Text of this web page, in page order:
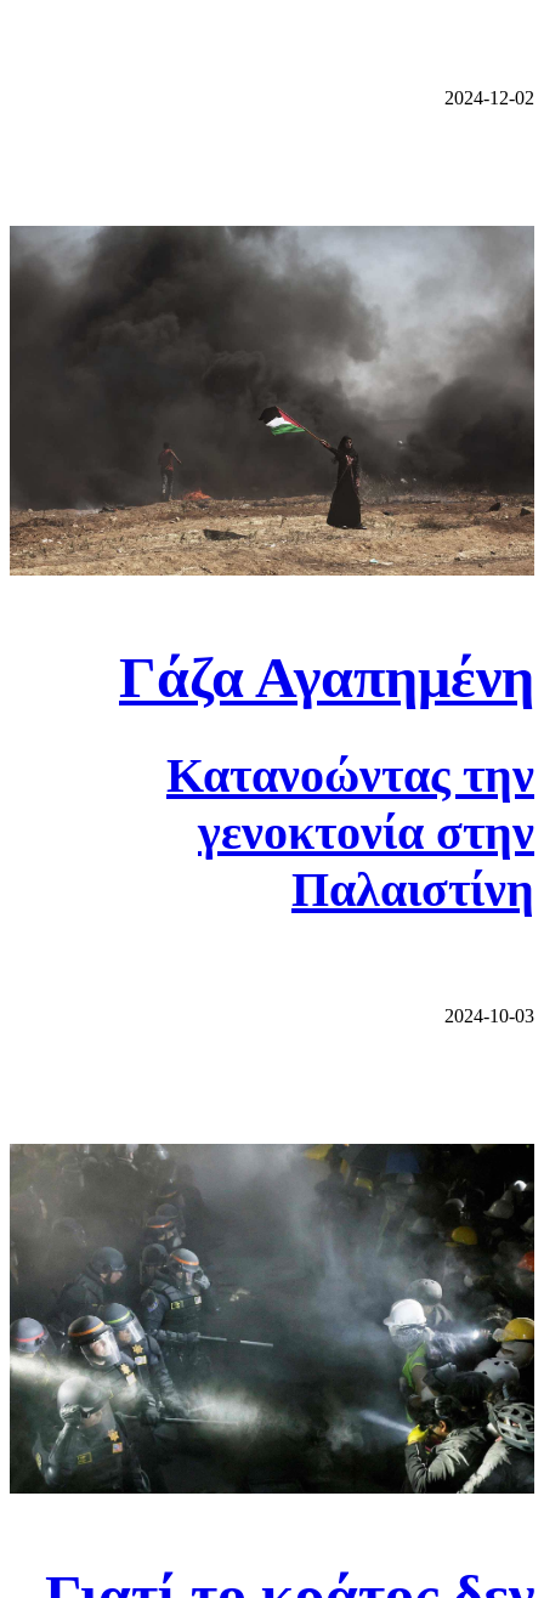
2024-12-02
Γάζα Αγαπημένη
Κατανοώντας την
γενοκτονία στην
Παλαιστίνη
2024-10-03